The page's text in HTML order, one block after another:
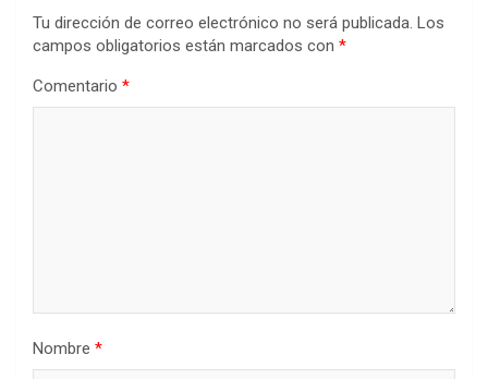
Tu dirección de correo electrónico no será publicada. Los
campos obligatorios están marcados con *
Comentario *
Nombre *